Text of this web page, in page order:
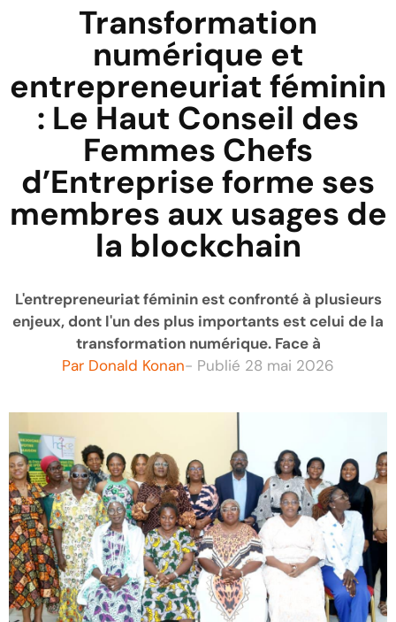
Transformation
numérique et
entrepreneuriat féminin
: Le Haut Conseil des
Femmes Chefs
d’Entreprise forme ses
membres aux usages de
la blockchain
L'entrepreneuriat féminin est confronté à plusieurs
enjeux, dont l'un des plus importants est celui de la
transformation numérique. Face à
Par Donald Konan- Publié 28 mai 2026